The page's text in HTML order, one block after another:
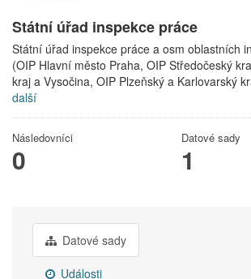
Státní úřad inspekce práce
Státní úřad inspekce práce a osm oblastních
(OIP Hlavní město Praha, OIP Středočeský
kraj a Vysočina, OIP Plzeňský a Karlovarský
další
Následovníci
0
Datové sady
1
Datové sady
Události